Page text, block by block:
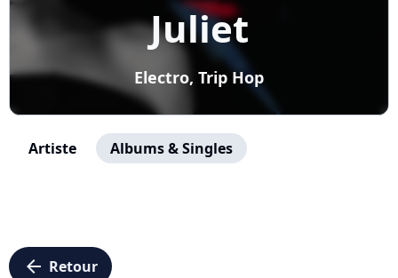
Juliet
Electro, Trip Hop
Artiste Albums & Singles
arrow_left Retour